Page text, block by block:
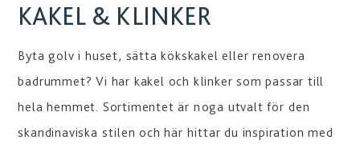
KAKEL & KLINKER
Byta golv i huset, sätta kökskakel eller renovera
badrummet? Vi har kakel och klinker som passar till
hela hemmet. Sortimentet är noga utvalt för den
skandinaviska stilen och här hittar du inspiration med